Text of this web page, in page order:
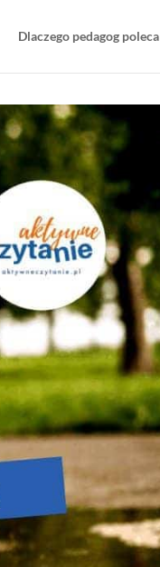
Dlaczego pedagog poleca